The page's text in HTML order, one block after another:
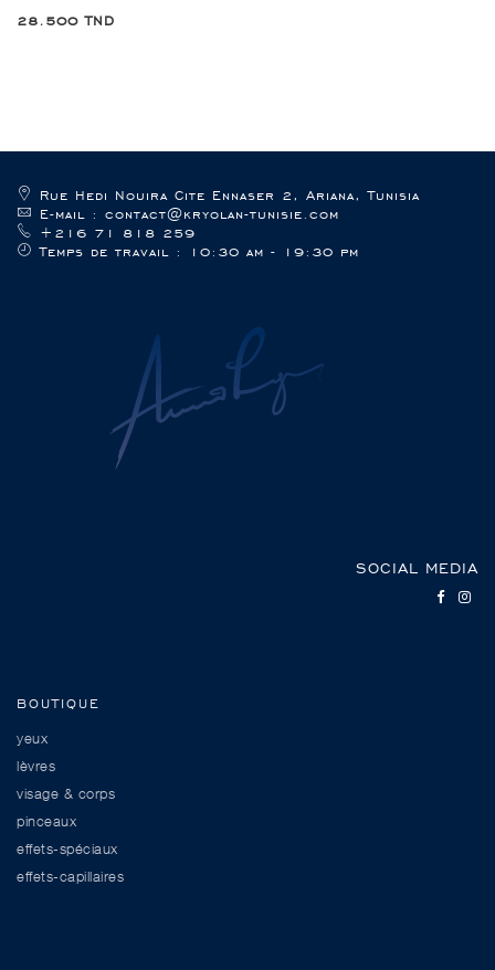
28.500 TND
Rue Hedi Nouira Cite Ennaser 2, Ariana, Tunisia
E-mail : contact@kryolan-tunisie.com
+216 71 818 259
Temps de travail : 10:30 am - 19:30 pm
SOCIAL MEDIA
BOUTIQUE
yeux
lèvres
visage & corps
pinceaux
effets-spéciaux
effets-capillaires